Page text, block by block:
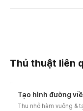
Thủ thuật liên
Tạo hình đường
Thu nhỏ hàm vuông &